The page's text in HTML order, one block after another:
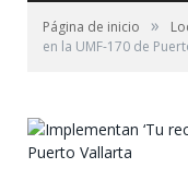
Página de inicio »
en la UMF-170 de